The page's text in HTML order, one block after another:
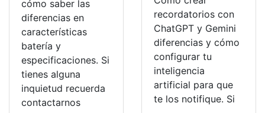
cómo saber las
diferencias en
características
batería y
especificaciones. Si
tienes alguna
inquietud recuerda
contactarnos
recordatorios con
ChatGPT y Gemini
diferencias y cómo
configurar tu
inteligencia
artificial para que
te los notifique. Si